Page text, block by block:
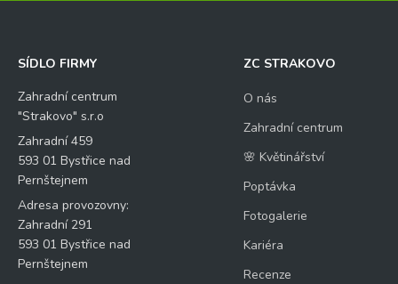
SÍDLO FIRMY
Zahradní centrum
"Strakovo" s.r.o
Zahradní 459
593 01 Bystřice nad
Pernštejnem
Adresa provozovny:
Zahradní 291
593 01 Bystřice nad
Pernštejnem
ZC STRAKOVO
O nás
Zahradní centrum
🌸 Květinářství
Poptávka
Fotogalerie
Kariéra
Recenze